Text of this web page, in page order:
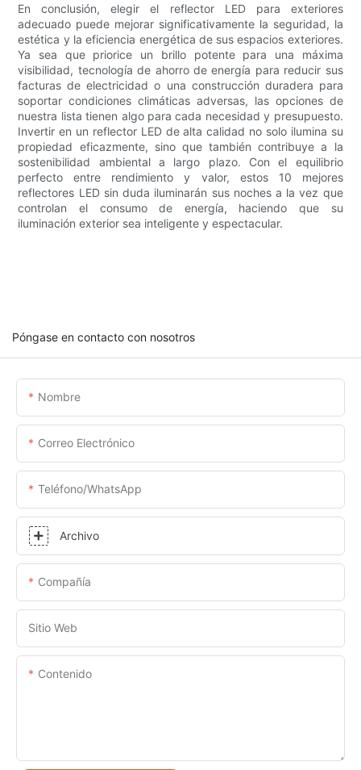
En conclusión, elegir el reflector LED para exteriores
adecuado puede mejorar significativamente la seguridad, la
estética y la eficiencia energética de sus espacios exteriores.
Ya sea que priorice un brillo potente para una máxima
visibilidad, tecnología de ahorro de energía para reducir sus
facturas de electricidad o una construcción duradera para
soportar condiciones climáticas adversas, las opciones de
nuestra lista tienen algo para cada necesidad y presupuesto.
Invertir en un reflector LED de alta calidad no solo ilumina su
propiedad eficazmente, sino que también contribuye a la
sostenibilidad ambiental a largo plazo. Con el equilibrio
perfecto entre rendimiento y valor, estos 10 mejores
reflectores LED sin duda iluminarán sus noches a la vez que
controlan el consumo de energía, haciendo que su
iluminación exterior sea inteligente y espectacular.
Póngase en contacto con nosotros
Nombre
Correo Electrónico
Teléfono/WhatsApp
Archivo
Compañía
Sitio Web
Contenido